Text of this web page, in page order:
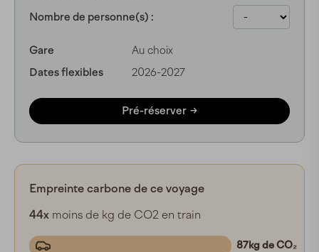
Nombre de personne(s) :
Gare
Au choix
Dates flexibles
2026-2027
Pré-réserver
Empreinte carbone de ce voyage
44x moins de kg de CO2 en train
87kg de CO₂